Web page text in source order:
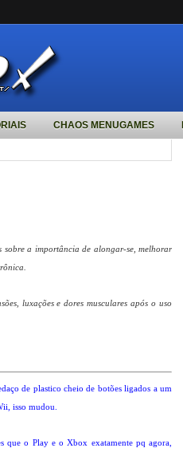
CHAOS MENUGAMES
sobre a importância de alongar-se, melhorar
luxações e dores musculares após o uso
de plastico cheio de botões ligados a um
isso mudou.
que o Play e o Xbox exatamente pq agora,